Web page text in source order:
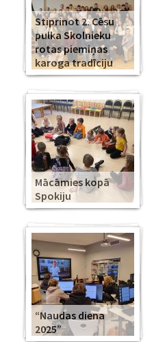
Stiprinot 2. Cēsu
pulka Skolnieku
rotas piemiņas
karoga tradīciju
Mācāmies kopā
Spokiju
“Naudas diena
2025”